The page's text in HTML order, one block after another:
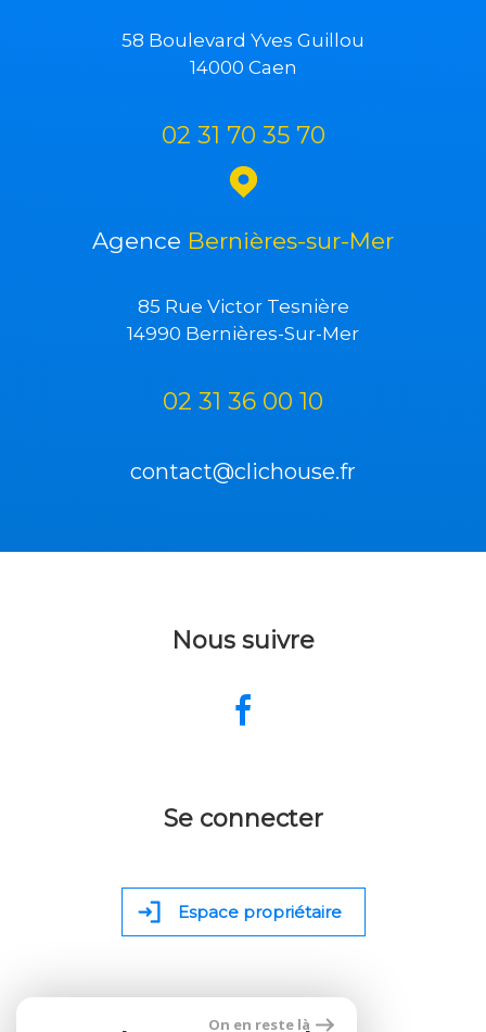
58 Boulevard Yves Guillou
14000 Caen
02 31 70 35 70
Agence Bernières-sur-Mer
85 Rue Victor Tesnière
14990 Bernières-Sur-Mer
02 31 36 00 10
contact@clichouse.fr
Nous suivre
Se connecter
Espace propriétaire
On en reste là